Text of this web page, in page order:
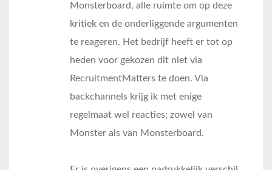
Monsterboard, alle ruimte om op deze
kritiek en de onderliggende argumenten
te reageren. Het bedrijf heeft er tot op
heden voor gekozen dit niet via
RecruitmentMatters te doen. Via
backchannels krijg ik met enige
regelmaat wel reacties; zowel van
Monster als van Monsterboard.